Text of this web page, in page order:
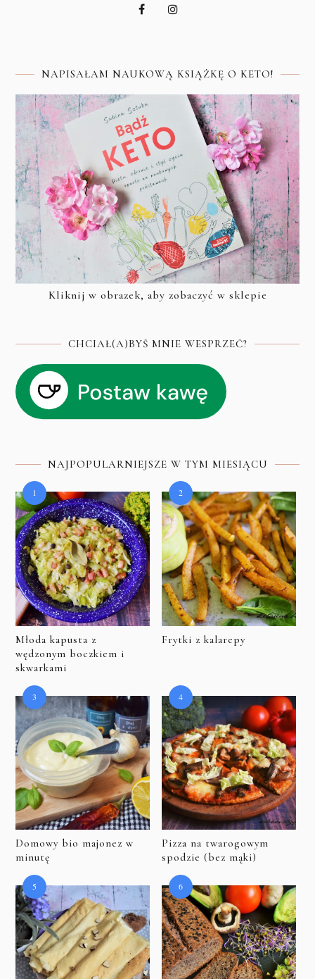
NAPISAŁAM NAUKOWĄ KSIĄŻKĘ O KETO!
Kliknij w obrazek, aby zobaczyć w sklepie
CHCIAŁ(A)BYŚ MNIE WESPRZEĆ?
NAJPOPULARNIEJSZE W TYM MIESIĄCU
Młoda kapusta z
wędzonym boczkiem i
skwarkami
Frytki z kalarepy
Domowy bio majonez w
minutę
Pizza na twarogowym
spodzie (bez mąki)